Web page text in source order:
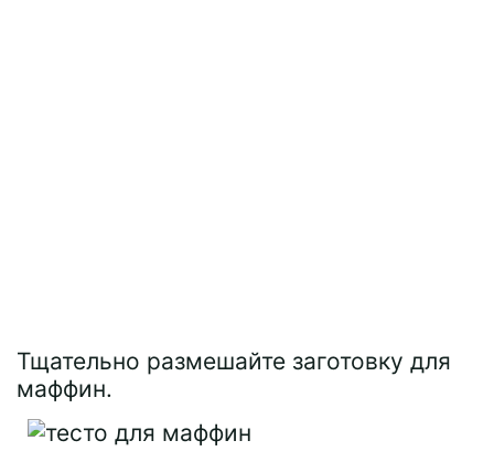
Тщательно размешайте заготовку для
маффин.